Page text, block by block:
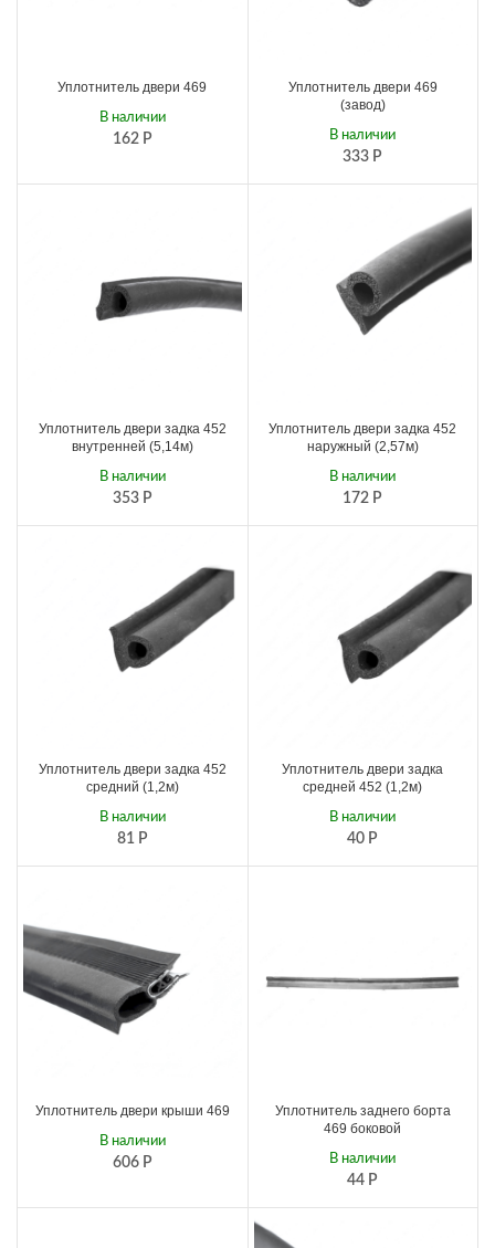
Уплотнитель двери 469
162 Р
В наличии
Уплотнитель двери 469
(завод)
333 Р
В наличии
Уплотнитель двери задка 452
внутренней (5,14м)
353 Р
В наличии
Уплотнитель двери задка 452
наружный (2,57м)
172 Р
В наличии
Уплотнитель двери задка 452
средний (1,2м)
81 Р
В наличии
Уплотнитель двери задка
средней 452 (1,2м)
40 Р
В наличии
Уплотнитель двери крыши 469
606 Р
В наличии
Уплотнитель заднего борта
469 боковой
44 Р
В наличии